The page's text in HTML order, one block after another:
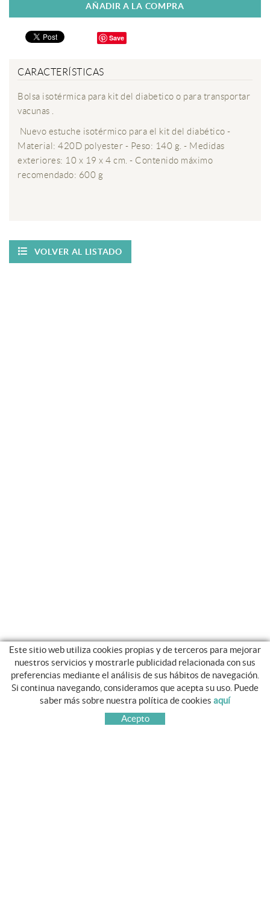
AÑADIR A LA COMPRA
Save
CARACTERÍSTICAS
Bolsa isotérmica para kit del diabetico o para transportar
vacunas .
Nuevo estuche isotérmico para el kit del diabético -
Material: 420D polyester - Peso: 140 g. - Medidas
exteriores: 10 x 19 x 4 cm. - Contenido máximo
recomendado: 600 g
VOLVER AL LISTADO
GUIA DE COMPRA
COMO COMPRAR
PREGUNTAS FRECUENTES
Este sitio web utiliza cookies propias y de terceros para mejorar
nuestros servicios y mostrarle publicidad relacionada con sus
preferencias mediante el análisis de sus hábitos de navegación.
Si continua navegando, consideramos que acepta su uso. Puede
saber más sobre nuestra política de cookies aquí
Acepto